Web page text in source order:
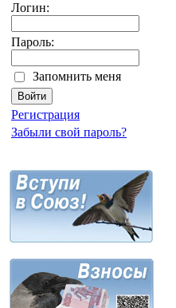
Логин:
Пароль:
Запомнить меня
Регистрация
Забыли свой пароль?